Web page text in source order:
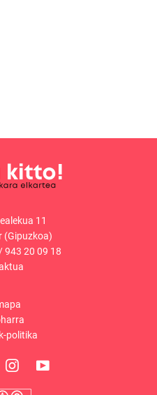
11
(Gipuzkoa)
/943 20 09 18
politika